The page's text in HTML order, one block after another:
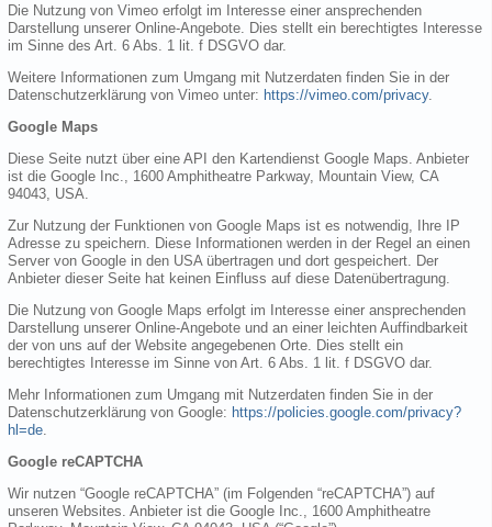
Die Nutzung von Vimeo erfolgt im Interesse einer ansprechenden
Darstellung unserer Online-Angebote. Dies stellt ein berechtigtes Interesse
im Sinne des Art. 6 Abs. 1 lit. f DSGVO dar.
Weitere Informationen zum Umgang mit Nutzerdaten finden Sie in der
Datenschutzerklärung von Vimeo unter: https://vimeo.com/privacy.
Google Maps
Diese Seite nutzt über eine API den Kartendienst Google Maps. Anbieter
ist die Google Inc., 1600 Amphitheatre Parkway, Mountain View, CA
94043, USA.
Zur Nutzung der Funktionen von Google Maps ist es notwendig, Ihre IP
Adresse zu speichern. Diese Informationen werden in der Regel an einen
Server von Google in den USA übertragen und dort gespeichert. Der
Anbieter dieser Seite hat keinen Einfluss auf diese Datenübertragung.
Die Nutzung von Google Maps erfolgt im Interesse einer ansprechenden
Darstellung unserer Online-Angebote und an einer leichten Auffindbarkeit
der von uns auf der Website angegebenen Orte. Dies stellt ein
berechtigtes Interesse im Sinne von Art. 6 Abs. 1 lit. f DSGVO dar.
Mehr Informationen zum Umgang mit Nutzerdaten finden Sie in der
Datenschutzerklärung von Google: https://policies.google.com/privacy?
hl=de
Google reCAPTCHA
Wir nutzen “Google reCAPTCHA” (im Folgenden “reCAPTCHA”) auf
unseren Websites. Anbieter ist die Google Inc., 1600 Amphitheatre